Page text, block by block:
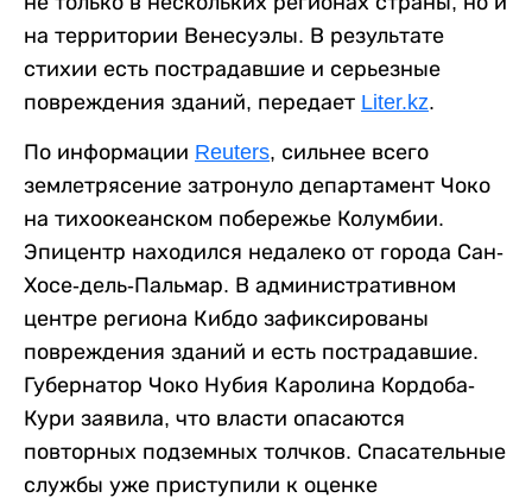
на территории Венесуэлы. В результате
стихии есть пострадавшие и серьезные
повреждения зданий, передает Liter.kz.
По информации Reuters, сильнее всего
землетрясение затронуло департамент Чоко
на тихоокеанском побережье Колумбии.
Эпицентр находился недалеко от города Сан-
Хосе-дель-Пальмар. В административном
центре региона Кибдо зафиксированы
повреждения зданий и есть пострадавшие.
Губернатор Чоко Нубия Каролина Кордоба-
Кури заявила, что власти опасаются
повторных подземных толчков. Спасательные
службы уже приступили к оценке